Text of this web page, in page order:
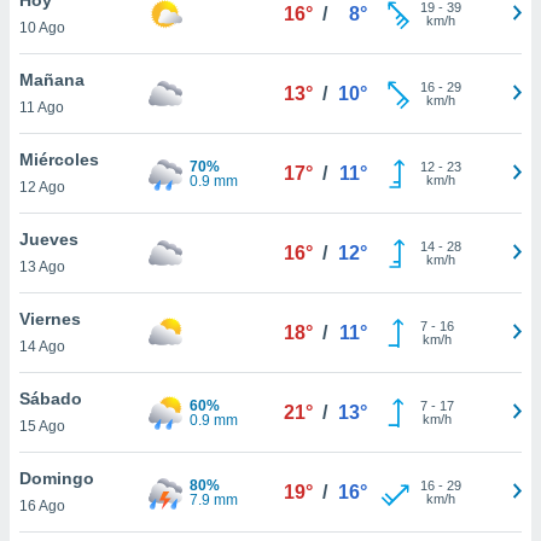
en
más
nuestra
de
cookies
aceptar
10 Ago
16° / 8° 19- 39
km/h
Mañana
11 Ago
13° / 10° 16- 29
km/h
Miércoles
12 Ago
70%
0.9 mm
17° / 11° 12- 23
km/h
Jueves
13 Ago
16° / 12° 14- 28
km/h
Viernes
14 Ago
18° / 11° 7- 16
km/h
Sábado
15 Ago
60%
0.9 mm
21° / 13° 7- 17
km/h
Domingo
16 Ago
80%
7.9 mm
19° / 16° 16- 29
km/h